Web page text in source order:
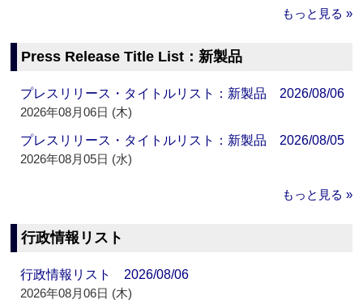
もっと見る »
Press Release Title List：新製品
プレスリリース・タイトルリスト：新製品 2026/08/06
2026年08月06日 (木)
プレスリリース・タイトルリスト：新製品 2026/08/05
2026年08月05日 (水)
もっと見る »
行政情報リスト
行政情報リスト 2026/08/06
2026年08月06日 (木)